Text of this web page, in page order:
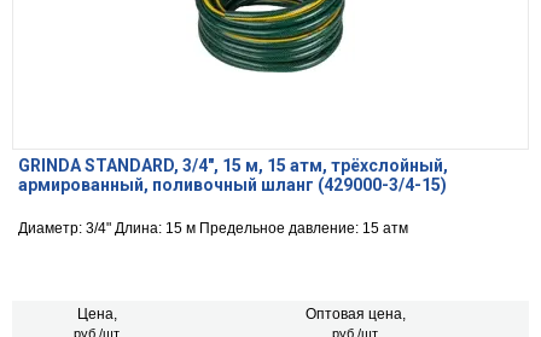
GRINDA STANDARD, 3/4″, 15 м, 15 атм, трёхслойный,
армированный, поливочный шланг (429000-3/4-15)
Диаметр: 3/4" Длина: 15 м Предельное давление: 15 атм
Цена,
руб./шт.
Оптовая цена,
руб./шт.